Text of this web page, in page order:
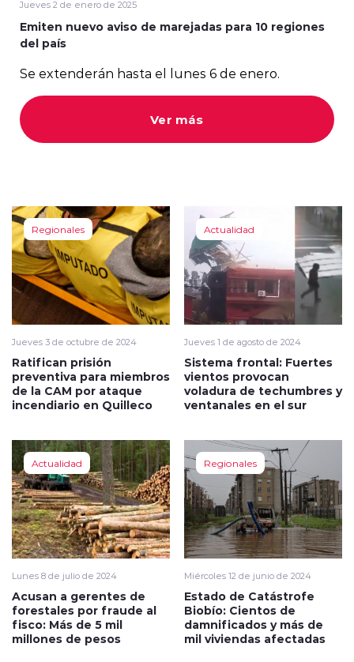
Jueves 2 de enero de 2025
Emiten nuevo aviso de marejadas para 10 regiones
del país
Se extenderán hasta el lunes 6 de enero.
Ver más
Regionales
Jueves 3 de octubre de 2024
Ratifican prisión
preventiva para miembros
de la CAM por ataque
incendiario en Quilleco
Actualidad
Jueves 1 de agosto de 2024
Sistema frontal: Fuertes
vientos provocan
voladura de techumbres y
ventanales en el sur
Actualidad
Lunes 8 de julio de 2024
Acusan a gerentes de
forestales por fraude al
fisco: Más de 5 mil
millones de pesos
Regionales
Miércoles 12 de junio de 2024
Estado de Catástrofe
Biobío: Cientos de
damnificados y más de
mil viviendas afectadas